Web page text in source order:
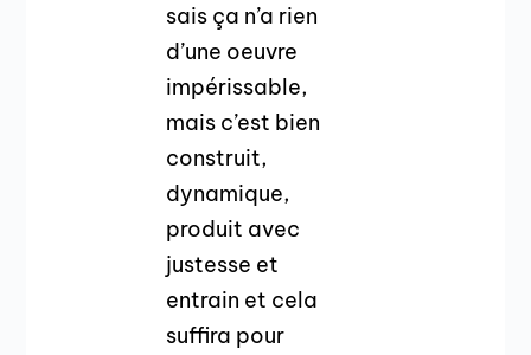
sais ça n’a rien
d’une oeuvre
impérissable,
mais c’est bien
construit,
dynamique,
produit avec
justesse et
entrain et cela
suffira pour